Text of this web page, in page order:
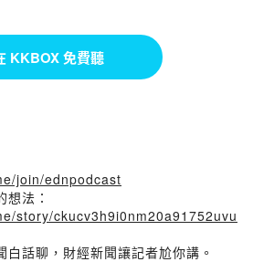
KKBOX 免費聽
join/ednpodcast
法：
story/ckucv3h9i0nm20a91752uvu
白話聊，財經新聞讓記者尬你講。